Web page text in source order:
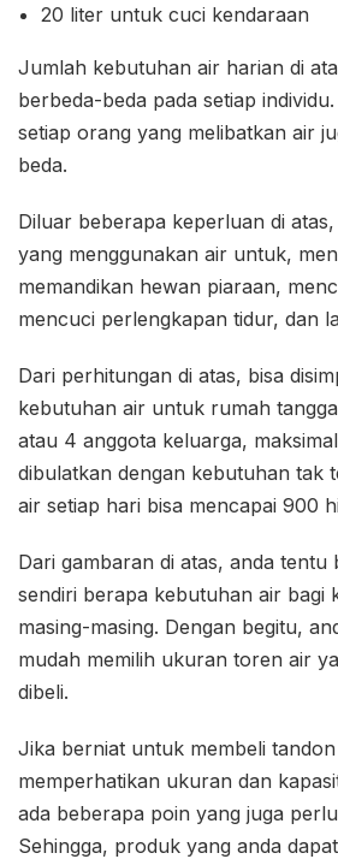
20 liter untuk cuci kendaraan
Jumlah kebutuhan air harian di
berbeda-beda pada setiap
setiap orang yang melibatkan air
beda.
Diluar beberapa keperluan di
yang menggunakan air untuk,
memandikan hewan piaraan,
mencuci perlengkapan tidur, dan
Dari perhitungan di atas, bisa
kebutuhan air untuk rumah
atau 4 anggota keluarga,
dibulatkan dengan kebutuhan tak
air setiap hari bisa mencapai 900
Dari gambaran di atas, anda tentu
sendiri berapa kebutuhan air bagi
masing-masing. Dengan begitu,
mudah memilih ukuran toren air
dibeli.
Jika berniat untuk membeli tandon
memperhatikan ukuran dan
ada beberapa poin yang juga
Sehingga, produk yang anda